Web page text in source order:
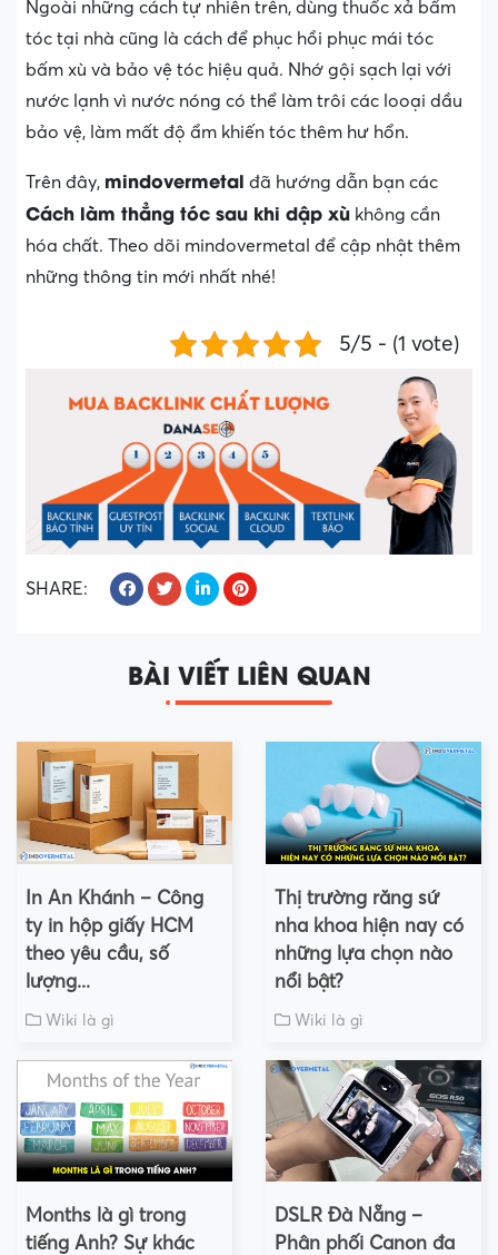
Ngoài những cách tự nhiên trên, dùng thuốc xả bấm
tóc tại nhà cũng là cách để phục hồi phục mái tóc
bấm xù và bảo vệ tóc hiệu quả. Nhớ gội sạch lại với
nước lạnh vì nước nóng có thể làm trôi các looại dầu
bảo vệ, làm mất độ ẩm khiến tóc thêm hư hổn.
Trên đây, mindovermetal đã hướng dẫn bạn các
Cách làm thẳng tóc sau khi dập xù không cần
hóa chất. Theo dõi mindovermetal để cập nhật thêm
những thông tin mới nhất nhé!
5/5 - (1 vote)
SHARE:
BÀI VIẾT LIÊN QUAN
In An Khánh – Công
ty in hộp giấy HCM
theo yêu cầu, số
lượng...
Wiki là gì
Thị trường răng sứ
nha khoa hiện nay có
những lựa chọn nào
nổi bật?
Wiki là gì
Months là gì trong
tiếng Anh? Sự khác
DSLR Đà Nẵng –
Phân phối Canon đa